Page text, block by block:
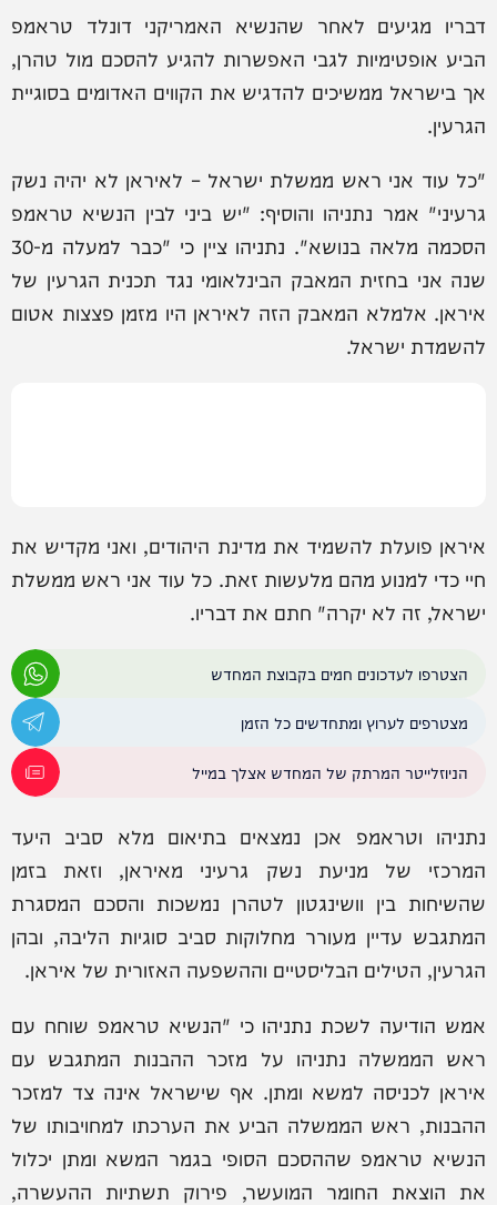
דבריו מגיעים לאחר שהנשיא האמריקני דונלד טראמפ
הביע אופטימיות לגבי האפשרות להגיע להסכם מול טהרן,
אך בישראל ממשיכים להדגיש את הקווים האדומים בסוגיית
הגרעין.
"כל עוד אני ראש ממשלת ישראל – לאיראן לא יהיה נשק
גרעיני" אמר נתניהו והוסיף: "יש ביני לבין הנשיא טראמפ
הסכמה מלאה בנושא". נתניהו ציין כי "כבר למעלה מ-30
שנה אני בחזית המאבק הבינלאומי נגד תכנית הגרעין של
איראן. אלמלא המאבק הזה לאיראן היו מזמן פצצות אטום
להשמדת ישראל.
איראן פועלת להשמיד את מדינת היהודים, ואני מקדיש את
חיי כדי למנוע מהם מלעשות זאת. כל עוד אני ראש ממשלת
ישראל, זה לא יקרה" חתם את דבריו.
הצטרפו לעדכונים חמים בקבוצת המחדש
מצטרפים לערוץ ומתחדשים כל הזמן
הניוזלייטר המרתק של המחדש אצלך במייל
נתניהו וטראמפ אכן נמצאים בתיאום מלא סביב היעד
המרכזי של מניעת נשק גרעיני מאיראן, וזאת בזמן
שהשיחות בין וושינגטון לטהרן נמשכות והסכם המסגרת
המתגבש עדיין מעורר מחלוקות סביב סוגיות הליבה, ובהן
הגרעין, הטילים הבליסטיים וההשפעה האזורית של איראן.
אמש הודיעה לשכת נתניהו כי "הנשיא טראמפ שוחח עם
ראש הממשלה נתניהו על מזכר ההבנות המתגבש עם
איראן לכניסה למשא ומתן. אף שישראל אינה צד למזכר
ההבנות, ראש הממשלה הביע את הערכתו למחויבותו של
הנשיא טראמפ שההסכם הסופי בגמר המשא ומתן יכלול
את הוצאת החומר המועשר, פירוק תשתיות ההעשרה,